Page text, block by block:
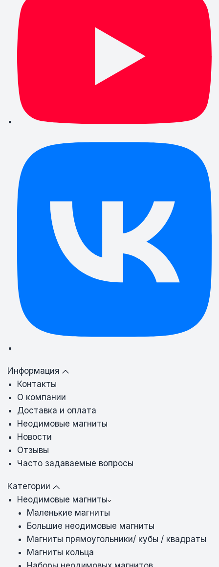
Информация
Контакты
О компании
Доставка и оплата
Неодимовые магниты
Новости
Отзывы
Часто задаваемые вопросы
Категории
Неодимовые магниты
Маленькие магниты
Большие неодимовые магниты
Магниты прямоугольники/ кубы / квадраты
Магниты кольца